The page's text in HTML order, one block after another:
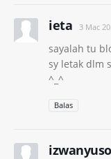
ieta 3 Mac
sayalah tu
sy letak dlm
^_^
Balas